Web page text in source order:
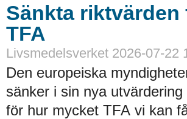
Sänkta riktvärden
TFA
Livsmedelsverket 2026-07-22
Den europeiska
sänker i sin nya
för hur mycket TFA vi kan